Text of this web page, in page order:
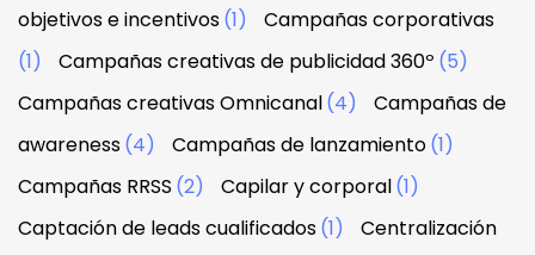
objetivos e incentivos(1)
Campañas corporativas
(1)
Campañas creativas de publicidad 360º (5)
Campañas creativas Omnicanal(4)
Campañas de
awareness(4) Campañas de lanzamiento(1)
Campañas RRSS (2) Capilar y corporal(1)
Captación de leads cualificados(1)
Centralización